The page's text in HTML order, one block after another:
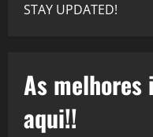
STAY UPDATED!
As melhores
aqui!!